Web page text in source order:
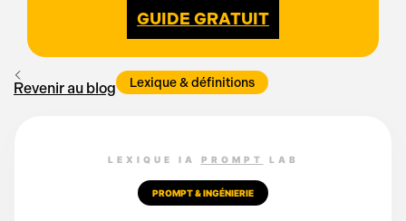
Revenir au blog Lexique & définitions
LEXIQUE IA PROMPT LAB
PROMPT & INGÉNIERIE
GUIDE GRATUIT